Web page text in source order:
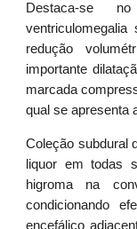
Destaca-se
redução
importante
marcada
qual se apresenta
Coleção subdural
liquor em todas
higroma na
condicionando
encefálico